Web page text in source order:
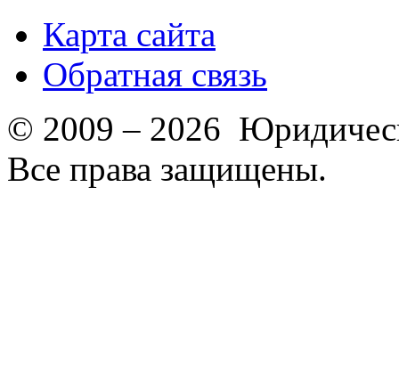
Карта сайта
Обратная связь
© 2009 – 2026
Все права защищены.